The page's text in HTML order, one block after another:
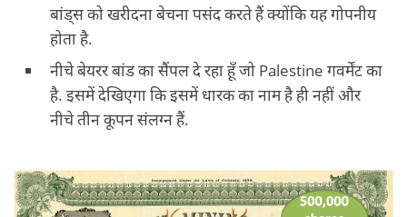
बांड्स को खरीदना बेचना पसंद करते हैं क्योंकि यह गोपनीय
होता है.
नीचे बेयरर बांड का सैंपल दे रहा हूँ जो Palestine गवर्मेंट का
है. इसमें देखिएगा कि इसमें धारक का नाम है ही नहीं और
नीचे तीन कूपन संलग्न हैं.